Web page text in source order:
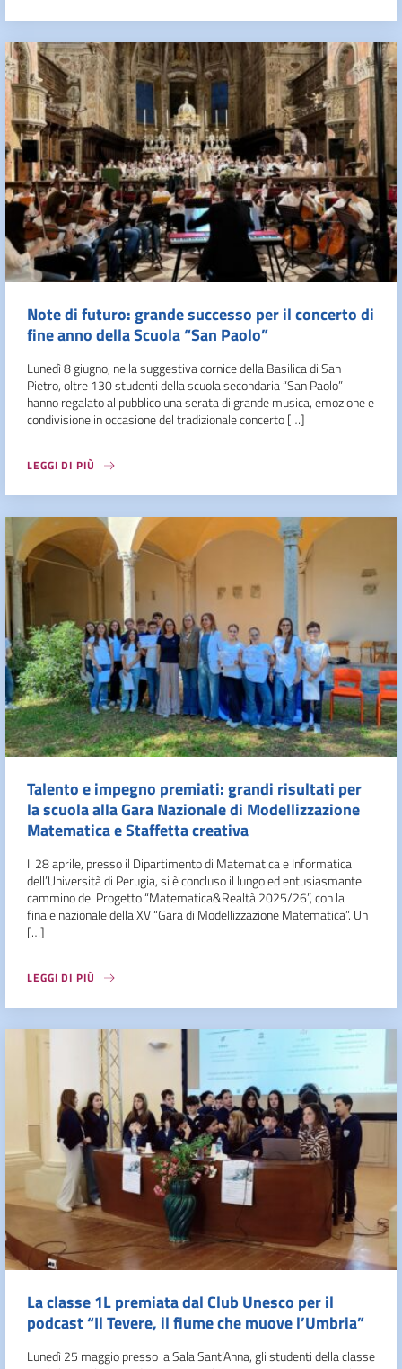
Note di futuro: grande successo per il concerto di
fine anno della Scuola “San Paolo”
Lunedì 8 giugno, nella suggestiva cornice della Basilica di San
Pietro, oltre 130 studenti della scuola secondaria “San Paolo”
hanno regalato al pubblico una serata di grande musica, emozione e
condivisione in occasione del tradizionale concerto […]
LEGGI DI PIÙ
Talento e impegno premiati: grandi risultati per
la scuola alla Gara Nazionale di Modellizzazione
Matematica e Staffetta creativa
Il 28 aprile, presso il Dipartimento di Matematica e Informatica
dell’Università di Perugia, si è concluso il lungo ed entusiasmante
cammino del Progetto “Matematica&Realtà 2025/26”, con la
finale nazionale della XV “Gara di Modellizzazione Matematica”. Un
[…]
LEGGI DI PIÙ
La classe 1L premiata dal Club Unesco per il
podcast “Il Tevere, il fiume che muove l’Umbria”
Lunedì 25 maggio presso la Sala Sant’Anna, gli studenti della classe